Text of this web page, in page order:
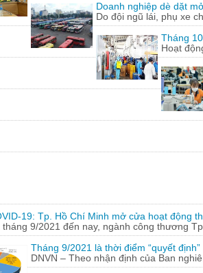
Doanh nghiệp dè dặt
Do đội ngũ lái, phụ xe
Tháng
Hoạt
19: Tp. Hồ Chí Minh mở cửa hoạt động
9/2021 đến nay, ngành công thương
Tháng 9/2021 là thời điểm “quyết
DNVN – Theo nhận định của Ban